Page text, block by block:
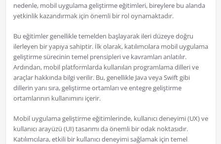
nedenle, mobil uygulama geliştirme eğitimleri, bireylere bu alanda
yetkinlik kazandırmak için önemli bir rol oynamaktadır.
Bu eğitimler genellikle temelden başlayarak ileri düzeye doğru
ilerleyen bir yapıya sahiptir. İlk olarak, katılımcılara mobil uygulama
geliştirme sürecinin temel prensipleri ve kavramları anlatılır.
Ardından, mobil platformlarda kullanılan programlama dilleri ve
araçlar hakkında bilgi verilir. Bu, genellikle Java veya Swift gibi
dillerin yanı sıra, geliştirme ortamları ve entegre geliştirme
ortamlarının kullanımını içerir.
Mobil uygulama geliştirme eğitimlerinde, kullanıcı deneyimi (UX) ve
kullanıcı arayüzü (UI) tasarımı da önemli bir odak noktasıdır.
Katılımcılara, etkili bir kullanıcı deneyimi sağlamak için temel